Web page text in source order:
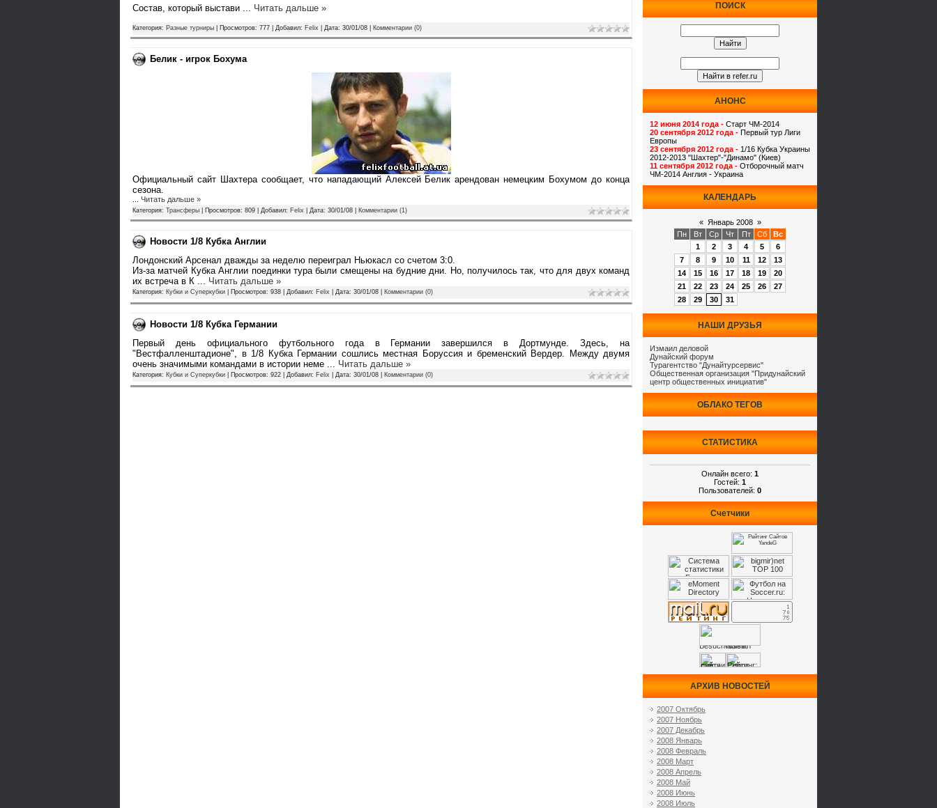
Состав, который выстави ... Читать дальше »
Категория: Разные турниры | Просмотров: 777 | Добавил: Felix | Дата: 30/01/08 Комментарии (0)
Белик - игрок Бохума
Официальный сайт Шахтера сообщает, что нападающий Алексей Белик арендован немецким Бохумом до конца
сезона.
Читать дальше »
Категория: Трансферы | Просмотров: 809 | Добавил: Felix | Дата: 30/01/08 Комментарии (1)
Новости 1/8 Кубка Англии
Лондонский Арсенал дважды за неделю переиграл Ньюкасл со счетом 3:0.
Из-за матчей Кубка Англии поединки тура были смещены на будние дни. Но, получилось так, что для двух команд
их встреча в К
Читать дальше »
Категория: Кубки и Суперкубки | Просмотров: 938 | Добавил: Felix | Дата: 30/01/08 Комментарии (0)
Новости 1/8 Кубка Германии
Первый день официального футбольного года в Германии завершился в Дортмунде. Здесь, на
"Вестфалленштадионе", в 1/8 Кубка Германии сошлись местная Боруссия и бременский Вердер. Между двумя
очень значимыми командами в истории неме
Читать дальше »
Категория: Кубки и Суперкубки | Просмотров: 922 | Добавил: Felix | Дата: 30/01/08 Комментарии (0)
ПОИСК
АНОНС
12 июня 2014 года - Старт ЧМ-2014
20 сентября 2012 года - Первый тур Лиги
Европы
23 сентября 2012 года - 1/16 Кубка Украины
2012-2013 "Шахтер"-"Динамо" (Киев)
11 сентября 2012 года - Отборочный матч
ЧМ-2014 Англия - Украина
КАЛЕНДАРЬ
« Январь 2008 »
Пн
Вт Ср Чт Пт Сб
Вс
1
2 3 4 5
6
7
8 9 10 11 12
13
14
15 16 17 18 19
20
21
22 23 24 25 26
27
28
29 30 31
НАШИ ДРУЗЬЯ
Измаил деловой
Дунайский форум
Турагентство "Дунайтурсервис"
Общественная организация "Придунайский
центр общественных инициатив"
ОБЛАКО ТЕГОВ
СТАТИСТИКА
Онлайн всего: 1
Гостей: 1
Пользователей: 0
Счетчики
АРХИВ НОВОСТЕЙ
2007 Октябрь
2007 Ноябрь
2007 Декабрь
2008 Январь
2008 Февраль
2008 Март
2008 Апрель
2008 Май
2008 Июнь
2008 Июль